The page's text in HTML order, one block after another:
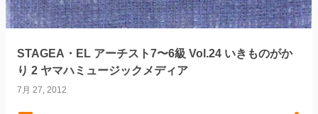
STAGEA・EL アーチスト7〜6級 Vol.24 いきものがか
り 2 ヤマハミュージックメディア
7月 27, 2012